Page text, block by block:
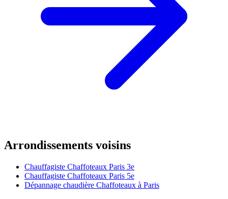
Arrondissements voisins
Chauffagiste Chaffoteaux Paris 3e
Chauffagiste Chaffoteaux Paris 5e
Dépannage chaudière Chaffoteaux à Paris